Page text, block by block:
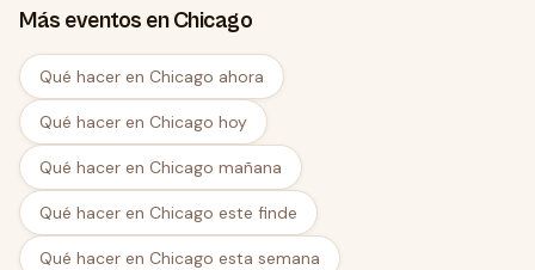
Más eventos en Chicago
Qué hacer en Chicago ahora
Qué hacer en Chicago hoy
Qué hacer en Chicago mañana
Qué hacer en Chicago este finde
Qué hacer en Chicago esta semana